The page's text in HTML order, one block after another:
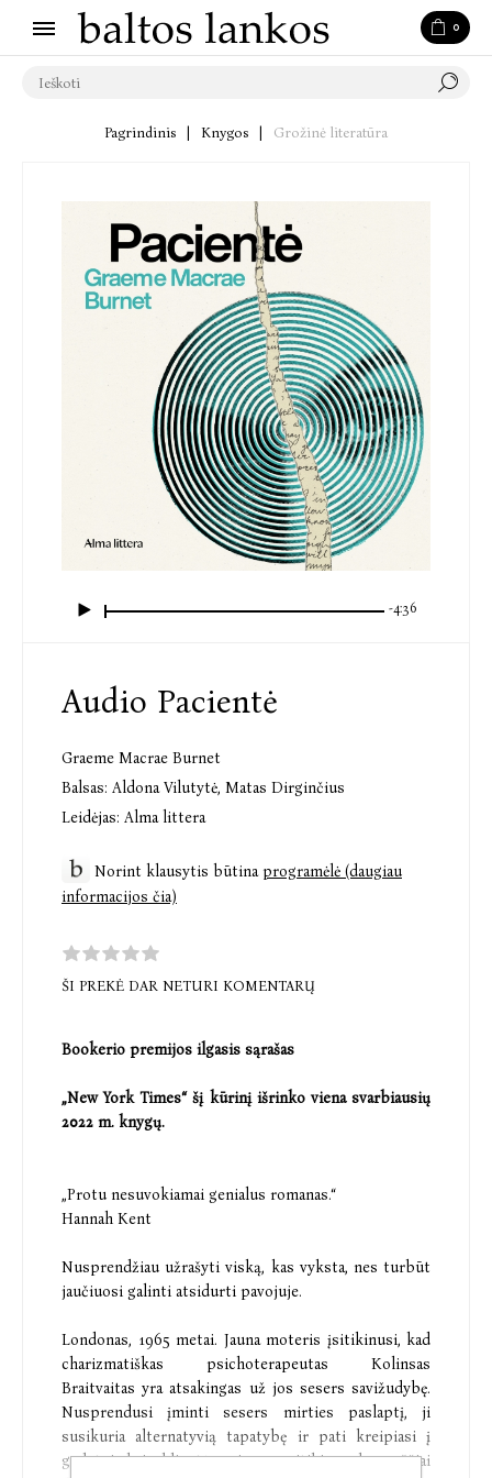
0
Pagrindinis Knygos Grožinė literatūra
-4:36
Audio Pacientė
Graeme Macrae Burnet
Balsas: Aldona Vilutytė, Matas Dirginčius
Leidėjas: Alma littera
Norint klausytis būtinaprogramėlė (daugiau
informacijos čia)
ŠI PREKĖ DAR NETURI KOMENTARŲ
Bookerio premijos ilgasis sąrašas
„New York Times“ šį kūrinį išrinko viena svarbiausių
2022 m. knygų.
„Protu nesuvokiamai genialus romanas.“
Hannah Kent
Nusprendžiau užrašyti viską, kas vyksta, nes turbūt
jaučiuosi galinti atsidurti pavojuje.
Londonas, 1965 metai. Jauna moteris įsitikinusi, kad
charizmatiškas psichoterapeutas Kolinsas
Braitvaitas yra atsakingas už jos sesers savižudybę.
Nusprendusi įminti sesers mirties paslaptį, ji
susikuria alternatyvią tapatybę ir pati kreipiasi į
gydytoją kaip klientė, o visus susitikimus kruopščiai